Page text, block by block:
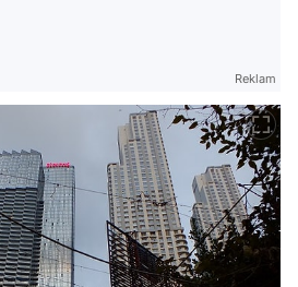
Reklam